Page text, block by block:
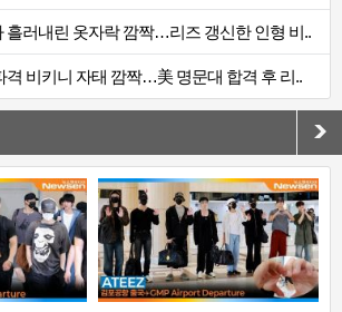
흘러내린 옷자락 깜짝…리즈 갱신한 인형 비..
격 비키니 자태 깜짝…美 명문대 합격 후 리..